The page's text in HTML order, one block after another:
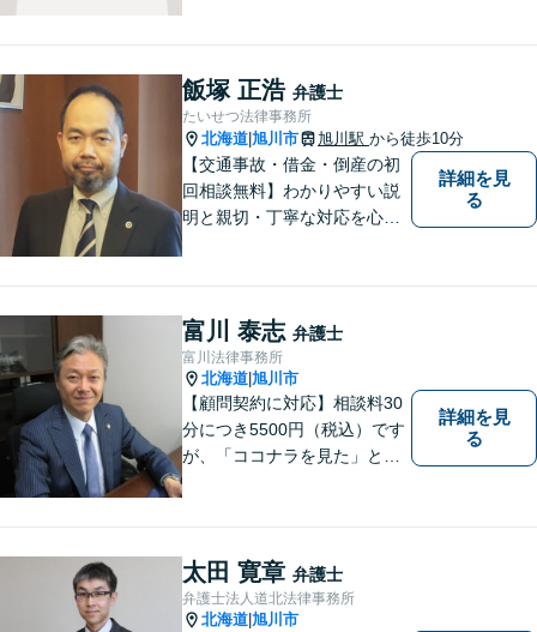
らではの基準や慣習を理解し
た、法的サービスの提供を行
います。お気軽にご相談くだ
さい。
飯塚 正浩 弁護士
たいせつ法律事務所
北海道 旭川市 旭川駅 から徒歩10分
【交通事故・借金・倒産の初
回相談無料】わかりやすい説
明と親切・丁寧な対応を心が
ず初めての方でもお気軽にご
相談ください。【弁護士歴２
０年】
詳細を見
る
富川 泰志 弁護士
富川法律事務所
北海道 旭川市
【顧問契約に対応】相談料30
分につき5500円（税込）です
が、「ココナラを見た」とお
す。
詳細を見
る
太田 寛章 弁護士
弁護士法人道北法律事務所
北海道 旭川市